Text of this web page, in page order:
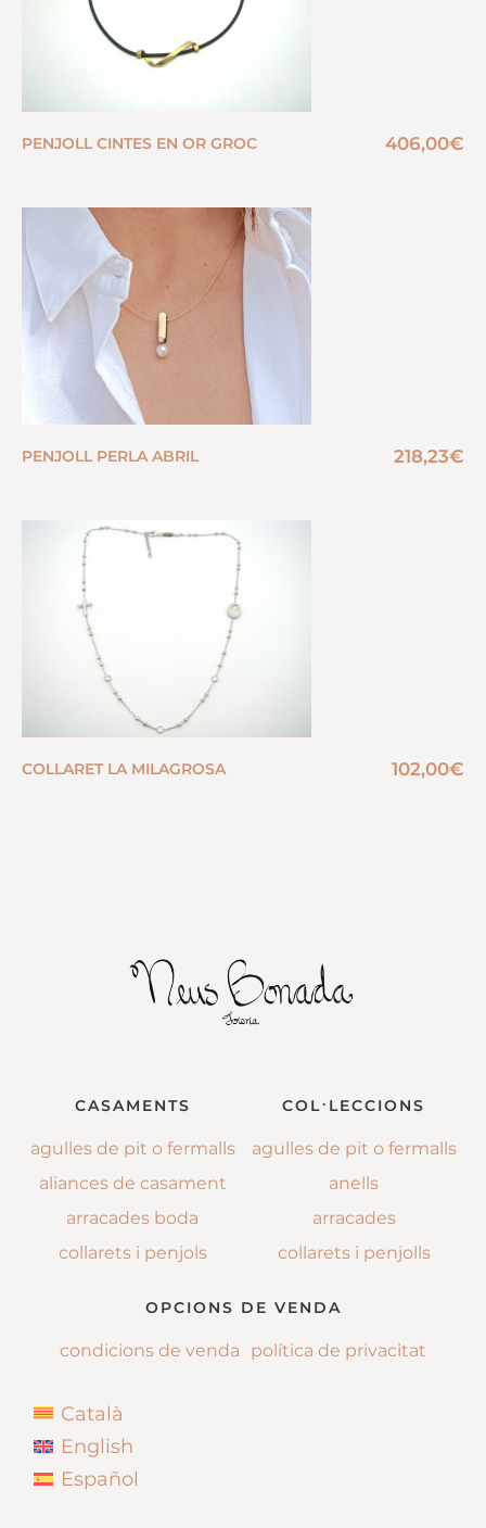
PENJOLL CINTES EN OR GROC 406,00€
PENJOLL PERLA ABRIL 218,23€
COLLARET LA MILAGROSA 102,00€
CASAMENTS
agulles de pit o fermalls
aliances de casament
arracades boda
collarets i penjols
COL·LECCIONS
agulles de pit o fermalls
anells
arracades
collarets i penjolls
OPCIONS DE VENDA
condicions de venda política de privacitat
Català
English
Español